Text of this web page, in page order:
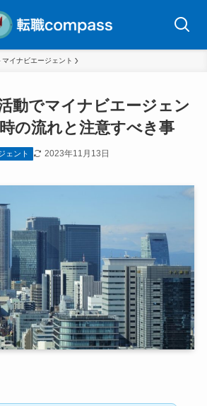
マイナビエージェント
動でマイナビエージェン
の流れと注意すべき事
ェント 2023年11月13日